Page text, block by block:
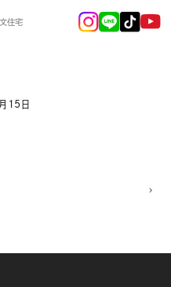
住宅
15日